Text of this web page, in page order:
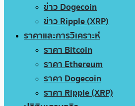
ข่าว Dogecoin
ข่าว Ripple (XRP)
ราคาและการวิเคราะห์
ราคา Bitcoin
ราคา Ethereum
ราคา Dogecoin
ราคา Ripple (XRP)